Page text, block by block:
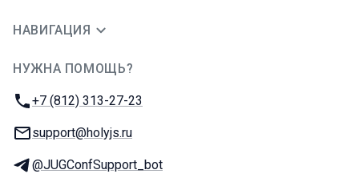
НАВИГАЦИЯ
НУЖНА ПОМОЩЬ?
Телефон:
+7 (812) 313-27-23
E-mail:
support@holyjs.ru
Телеграм:
@JUGConfSupport_bot